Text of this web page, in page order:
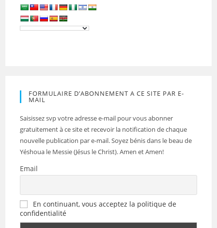
FORMULAIRE D’ABONNEMENT A CE SITE PAR E-
MAIL
Saisissez svp votre adresse e-mail pour vous abonner
gratuitement à ce site et recevoir la notification de chaque
nouvelle publication par e-mail. Soyez bénis dans le beau de
Yéshoua le Messie (Jésus le Christ). Amen et Amen!
Email
En continuant, vous acceptez la politique de
confidentialité